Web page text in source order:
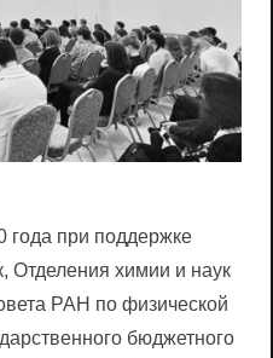
года при поддержке
Отделения химии и наук
РАН по физической
бюджетного